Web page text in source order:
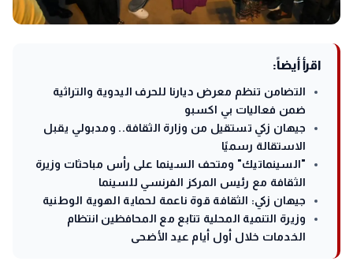
اقرأ أيضاً:
التضامن تنظم معرض ديارنا للحرف اليدوية والتراثية
ضمن فعاليات بي اكسبو
جيهان زكي تستقيل من وزارة الثقافة.. ومدبولي يقبل
الاستقالة رسميًا
"السينماتيك" ومتحف السينما على رأس مباحثات وزيرة
الثقافة مع رئيس المركز الفرنسي للسينما
جيهان زكي: الثقافة قوة ناعمة لحماية الهوية الوطنية
وزيرة التنمية المحلية تتابع مع المحافظين انتظام
الخدمات خلال أول أيام عيد الأضحى